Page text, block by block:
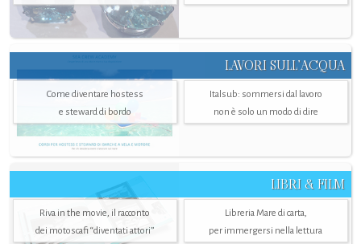
LAVORI SULL’ACQUA
Come diventare hostess
e steward di bordo
Italsub: sommersi dal lavoro
non è solo un modo di dire
LIBRI & FILM
Riva in the movie, il racconto
dei motoscafi “diventati attori”
Libreria Mare di carta,
per immergersi nella lettura